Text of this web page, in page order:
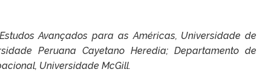
Avançados para as Américas, Universidade de
Peruana Cayetano Heredia; Departamento de
Universidade McGill.